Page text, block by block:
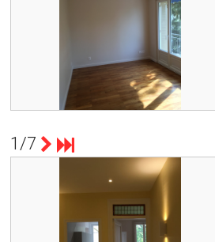
TRAVAUX RÉALISÉS AVEC LE
GROUPEMENT D'ARTISANS DE
L'OUEST LYONNAIS. 2 MOIS DE
TRAVAUX DE FEVRIER A AVRIL 2017
1/7